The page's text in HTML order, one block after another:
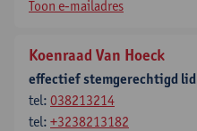
Toon e-mailadres
Koenraad Van Hoeck
effectief stemgerechtigd lid
tel: 038213214
tel: +3238213182